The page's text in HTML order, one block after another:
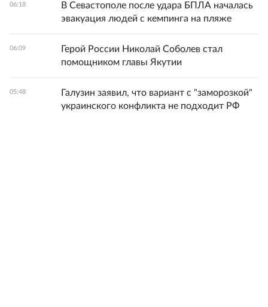
06:18
В Севастополе после удара БПЛА началась
эвакуация людей с кемпинга на пляже
06:09
Герой России Николай Соболев стал
помощником главы Якутии
05:48
Галузин заявил, что вариант с "заморозкой"
украинского конфликта не подходит РФ